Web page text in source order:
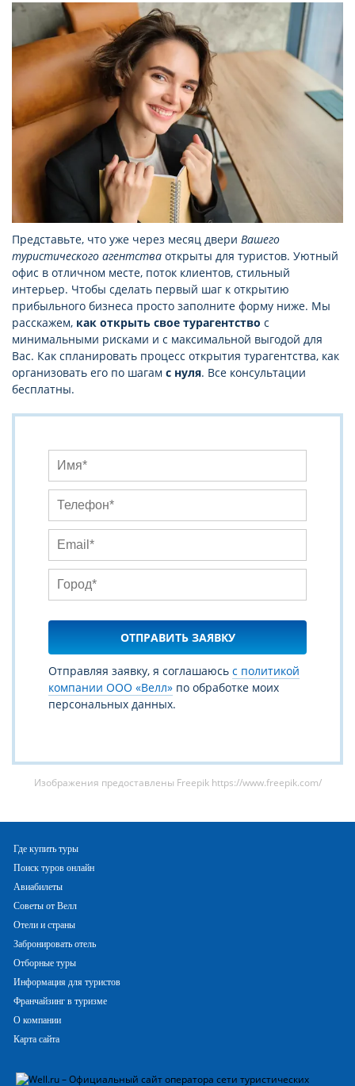
Представьте, что уже через месяц двери Вашего
туристического агентства открыты для туристов. Уютный
офис в отличном месте, поток клиентов, стильный
интерьер. Чтобы сделать первый шаг к открытию
прибыльного бизнеса просто заполните форму ниже. Мы
расскажем, как открыть свое турагентство с
минимальными рисками и с максимальной выгодой для
Вас. Как спланировать процесс открытия турагентства, как
организовать его по шагам с нуля. Все консультации
бесплатны.
ОТПРАВИТЬ ЗАЯВКУ
Отправляя заявку, я соглашаюсь с политикой
компании ООО «Велл» по обработке моих
персональных данных.
Изображения предоставлены Freepik https://www.freepik.com/
Где купить туры
Поиск туров онлайн
Авиабилеты
Советы от Велл
Отели и страны
Забронировать отель
Отборные туры
Информация для туристов
Франчайзинг в туризме
О компании
Карта сайта